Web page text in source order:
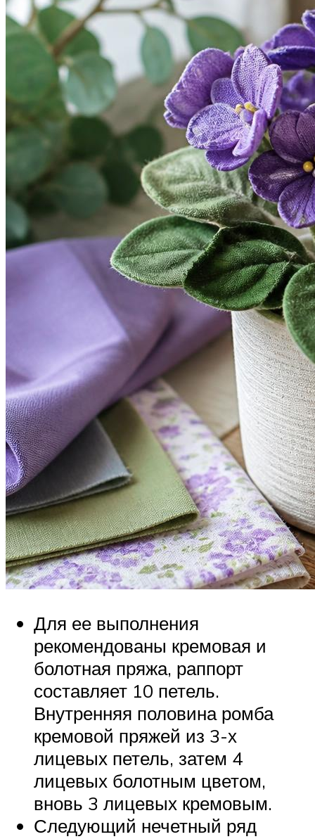
Для ее выполнения
рекомендованы кремовая и
болотная пряжа, раппорт
составляет 10 петель.
Внутренняя половина ромба
кремовой пряжей из 3-х
лицевых петель, затем 4
лицевых болотным цветом,
вновь 3 лицевых кремовым.
Следующий нечетный ряд